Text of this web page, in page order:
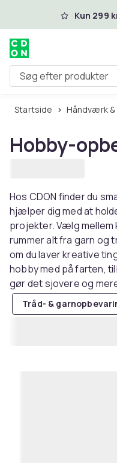
Spring til Kun 299
Søg efter produkter
Startside Håndværk
Hobby-
Hos CDON finder du
hjælper dig med at
projekter. Vælg
rummer alt fra garn og
om du laver kreative
hobby med på farten,
gør det sjovere og
Tråd- &